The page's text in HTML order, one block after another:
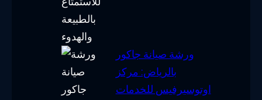
ورشة صيانة جاكور
بالرياض: مركز
اوتوسيرفيس للخدمات